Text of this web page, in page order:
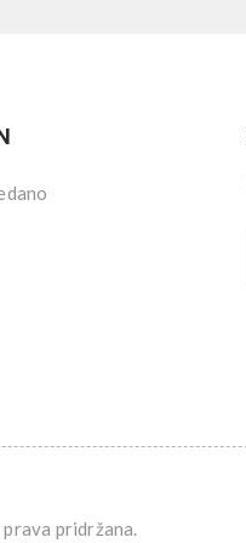
pridržana.